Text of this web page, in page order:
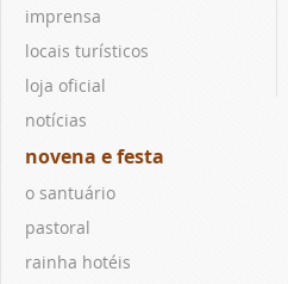
imprensa
locais turísticos
loja oficial
notícias
novena e festa
o santuário
pastoral
rainha hotéis